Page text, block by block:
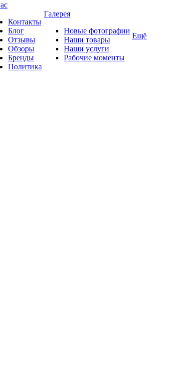
Контакты
Блог
Отзывы
Обзоры
Бренды
Политика
Галерея
Новые фотографии
Наши товары
Наши услуги
Рабочие моменты
Ещё